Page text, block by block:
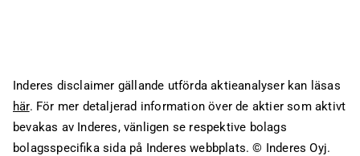
Inderes disclaimer gällande utförda aktieanalyser kan läsas
här. För mer detaljerad information över de aktier som aktivt
bevakas av Inderes, vänligen se respektive bolags
bolagsspecifika sida på Inderes webbplats. © Inderes Oyj.